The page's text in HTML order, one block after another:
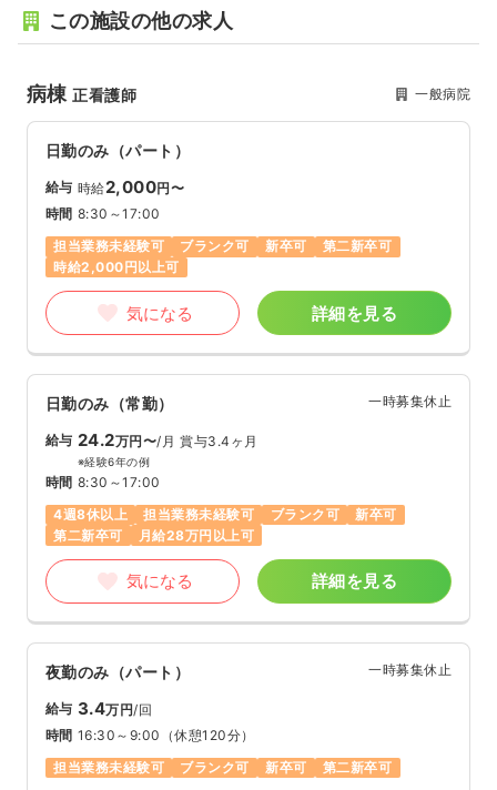
この施設の他の求人
病棟正看護師 一般病院
日勤のみ（パート）
給与 時給2,000円〜
時間 8:30～17:00
担当業務未経験可
ブランク可 新卒可
第二新卒可
時給2,000円以上可
気になる 詳細を見る
日勤のみ（常勤） 一時募集休止
給与 24.2万円〜/月 賞与3.4ヶ月
※経験6年の例
時間 8:30～17:00
4週8休以上
担当業務未経験可 ブランク可
新卒可
第二新卒可
月給28万円以上可
気になる 詳細を見る
夜勤のみ（パート） 一時募集休止
給与 3.4万円/回
時間 16:30～9:00 （休憩120分）
担当業務未経験可
ブランク可 新卒可 第二新卒可